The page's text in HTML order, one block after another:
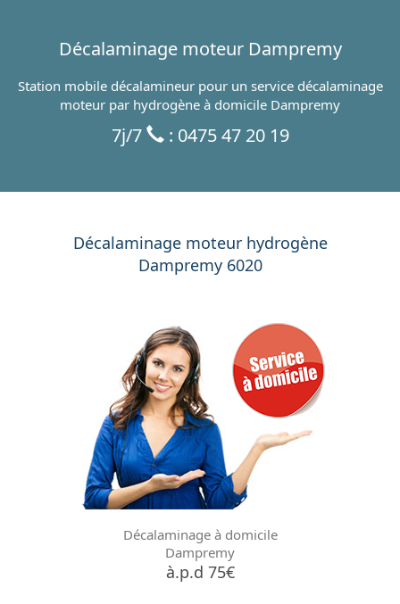
Décalaminage moteur Dampremy
Station mobile décalamineur pour un service décalaminage
moteur par hydrogène à domicile Dampremy
7j/7 : 0475 47 20 19
Décalaminage moteur hydrogène
Dampremy 6020
Décalaminage à domicile
Dampremy
à.p.d 75€